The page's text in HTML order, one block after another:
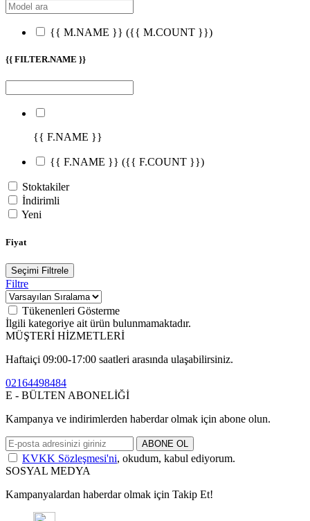
{{ M.NAME }} ({{ M.COUNT }})
{{ FILTER.NAME }}
{{ F.NAME }}
{{ F.NAME }} ({{ F.COUNT }})
Stoktakiler
İndirimli
Yeni
Fiyat
Seçimi Filtrele
Filtre
Tükenenleri Gösterme
İlgili kategoriye ait ürün bulunmamaktadır.
MÜŞTERİ HİZMETLERİ
Haftaiçi 09:00-17:00 saatleri arasında ulaşabilirsiniz.
02164498484
E - BÜLTEN ABONELİĞİ
Kampanya ve indirimlerden haberdar olmak için abone olun.
ABONE OL
KVKK Sözleşmesi'ni, okudum, kabul ediyorum.
SOSYAL MEDYA
Kampanyalardan haberdar olmak için Takip Et!